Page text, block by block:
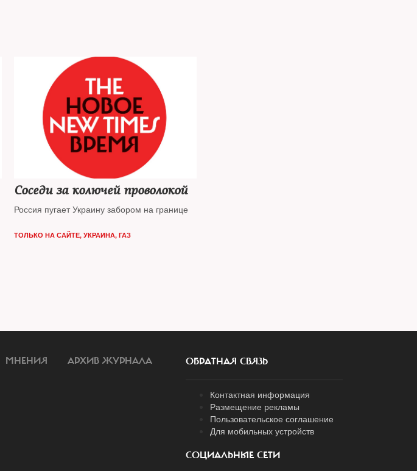
Соседи за колючей проволокой
Россия пугает Украину забором на границе
ТОЛЬКО НА САЙТЕ, УКРАИНА, ГАЗ
МНЕНИЯ АРХИВ ЖУРНАЛА ОБРАТНАЯ СВЯЗЬ
Контактная информация
Размещение рекламы
Пользовательское соглашение
Для мобильных устройств
СОЦИАЛЬНЫЕ СЕТИ